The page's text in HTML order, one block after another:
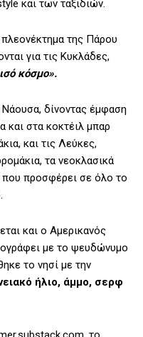
και των ταξιδιών.
πλεονέκτημα της Πάρου
για τις Κυκλάδες,
κόσμο».
δίνοντας έμφαση
και στα κοκτέιλ μπαρ
και τις Λεύκες,
τα νεοκλασικά
που προσφέρει σε όλο το
και ο Αμερικανός
με το ψευδώνυμο
το νησί με την
ήλιο, άμμο, σερφ